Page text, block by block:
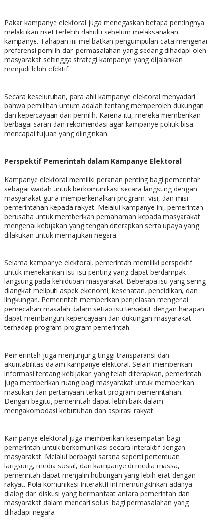
Pakar kampanye elektoral juga menegaskan betapa pentingnya
melakukan riset terlebih dahulu sebelum melaksanakan
kampanye. Tahapan ini melibatkan pengumpulan data mengenai
preferensi pemilih dan permasalahan yang sedang dihadapi oleh
masyarakat sehingga strategi kampanye yang dijalankan
menjadi lebih efektif.
Secara keseluruhan, para ahli kampanye elektoral menyadari
bahwa pemilihan umum adalah tentang memperoleh dukungan
dan kepercayaan dari pemilih. Karena itu, mereka memberikan
berbagai saran dan rekomendasi agar kampanye politik bisa
mencapai tujuan yang diinginkan.
Perspektif Pemerintah dalam Kampanye Elektoral
Kampanye elektoral memiliki peranan penting bagi pemerintah
sebagai wadah untuk berkomunikasi secara langsung dengan
masyarakat guna memperkenalkan program, visi, dan misi
pemerintahan kepada rakyat. Melalui kampanye ini, pemerintah
berusaha untuk memberikan pemahaman kepada masyarakat
mengenai kebijakan yang tengah diterapkan serta upaya yang
dilakukan untuk memajukan negara.
Selama kampanye elektoral, pemerintah memiliki perspektif
untuk menekankan isu-isu penting yang dapat berdampak
langsung pada kehidupan masyarakat. Beberapa isu yang sering
diangkat meliputi aspek ekonomi, kesehatan, pendidikan, dan
lingkungan. Pemerintah memberikan penjelasan mengenai
pemecahan masalah dalam setiap isu tersebut dengan harapan
dapat membangun kepercayaan dan dukungan masyarakat
terhadap program-program pemerintah.
Pemerintah juga menjunjung tinggi transparansi dan
akuntabilitas dalam kampanye elektoral. Selain memberikan
informasi tentang kebijakan yang telah diterapkan, pemerintah
juga memberikan ruang bagi masyarakat untuk memberikan
masukan dan pertanyaan terkait program pemerintahan.
Dengan begitu, pemerintah dapat lebih baik dalam
mengakomodasi kebutuhan dan aspirasi rakyat.
Kampanye elektoral juga memberikan kesempatan bagi
pemerintah untuk berkomunikasi secara interaktif dengan
masyarakat. Melalui berbagai sarana seperti pertemuan
langsung, media sosial, dan kampanye di media massa,
pemerintah dapat menjalin hubungan yang lebih erat dengan
rakyat. Pola komunikasi interaktif ini memungkinkan adanya
dialog dan diskusi yang bermanfaat antara pemerintah dan
masyarakat dalam mencari solusi bagi permasalahan yang
dihadapi negara.